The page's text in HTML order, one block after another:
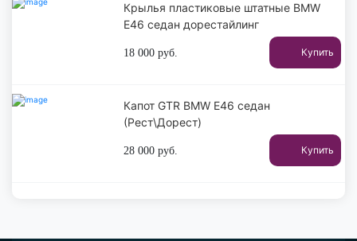
Крылья пластиковые штатные BMW
E46 седан дорестайлинг
18 000 руб. Купить
Капот GTR BMW E46 седан
(Рест\Дорест)
28 000 руб. Купить